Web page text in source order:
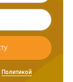
Политикой